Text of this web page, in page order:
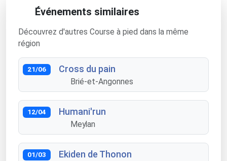
Événements similaires
Découvrez d'autres Course à pied dans la même
région
21/06 Cross du pain
Brié-et-Angonnes
12/04 Humani'run
Meylan
01/03 Ekiden de Thonon